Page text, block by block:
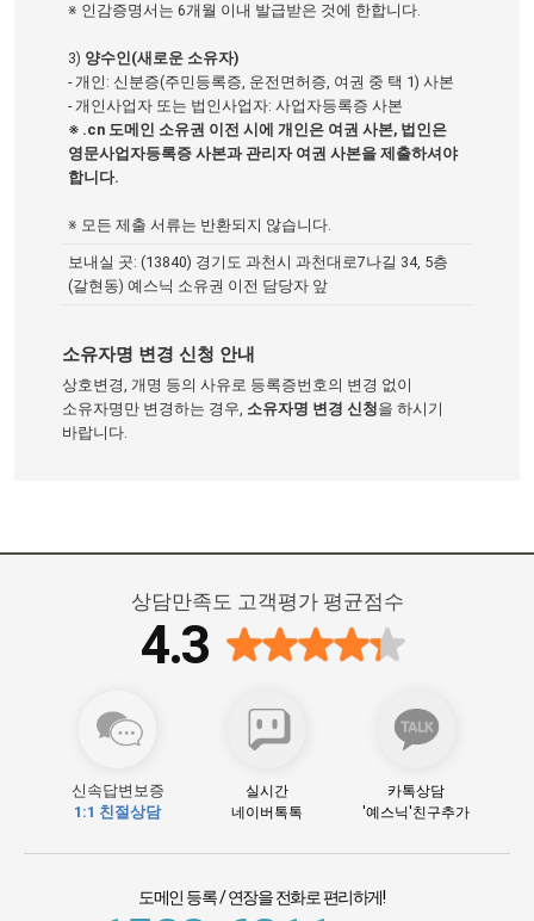
※ 인감증명서는 6개월 이내 발급받은 것에 한합니다.
3) 양수인(새로운 소유자)
- 개인: 신분증(주민등록증, 운전면허증, 여권 중 택 1) 사본
- 개인사업자 또는 법인사업자: 사업자등록증 사본
※ .cn 도메인 소유권 이전 시에 개인은 여권 사본, 법인은
영문사업자등록증 사본과 관리자 여권 사본을 제출하셔야
합니다.
※ 모든 제출 서류는 반환되지 않습니다.
보내실 곳: (13840) 경기도 과천시 과천대로7나길 34, 5층
(갈현동) 예스닉 소유권 이전 담당자 앞
소유자명 변경 신청 안내
상호변경, 개명 등의 사유로 등록증번호의 변경 없이
소유자명만 변경하는 경우, 소유자명 변경 신청을 하시기
바랍니다.
상담만족도 고객평가 평균점수
4.3
신속답변보증
1:1 친절상담
실시간
네이버톡톡
카톡상담
'예스닉'친구추가
도메인 등록 / 연장을 전화로 편리하게!